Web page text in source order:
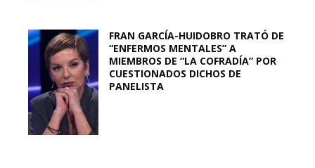
FRAN GARCÍA-HUIDOBRO TRATÓ DE
“ENFERMOS MENTALES” A
MIEMBROS DE “LA COFRADÍA” POR
CUESTIONADOS DICHOS DE
PANELISTA